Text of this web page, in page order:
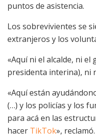
puntos de asistencia.
Los sobrevivientes se
extranjeros y los
«Aquí ni el alcalde, ni
presidenta interina), ni
«Aquí están
(…) y los policías y los
para acá en las
hacer TikTok», reclamó.